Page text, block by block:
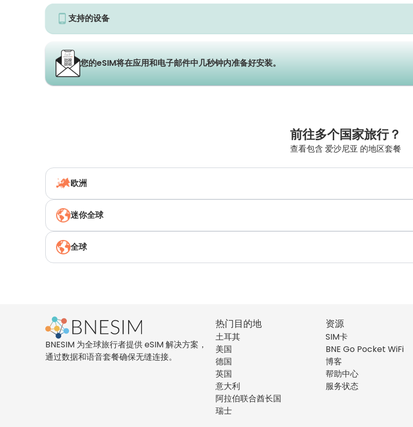
支持的设备
您的eSIM将在应用和电子邮件中几秒钟内准备好安装。
前往多个国家旅行？
查看包含 爱沙尼亚 的地区套餐
欧洲
迷你全球
全球
BNESIM 为全球旅行者提供 eSIM 解决方案，
通过数据和语音套餐确保无缝连接。
热门目的地
土耳其
美国
德国
英国
意大利
阿拉伯联合酋长国
瑞士
资源
SIM卡
BNE Go Pocket WiFi
博客
帮助中心
服务状态